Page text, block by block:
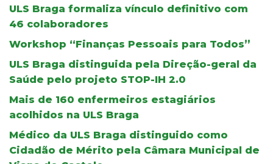
ULS Braga formaliza vínculo definitivo com
46 colaboradores
Workshop “Finanças Pessoais para Todos”
ULS Braga distinguida pela Direção-geral da
Saúde pelo projeto STOP-IH 2.0
Mais de 160 enfermeiros estagiários
acolhidos na ULS Braga
Médico da ULS Braga distinguido como
Cidadão de Mérito pela Câmara Municipal de